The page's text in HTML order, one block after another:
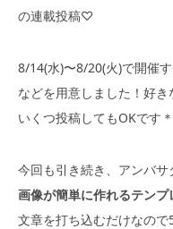
の連載投稿♡
8/14(水)〜8/20(火)で開催
などを用意しました！好
いくつ投稿してもOKです＊
今回も引き続き、アンバサ
画像が簡単に作れるテンプ
文章を打ち込むだけなの